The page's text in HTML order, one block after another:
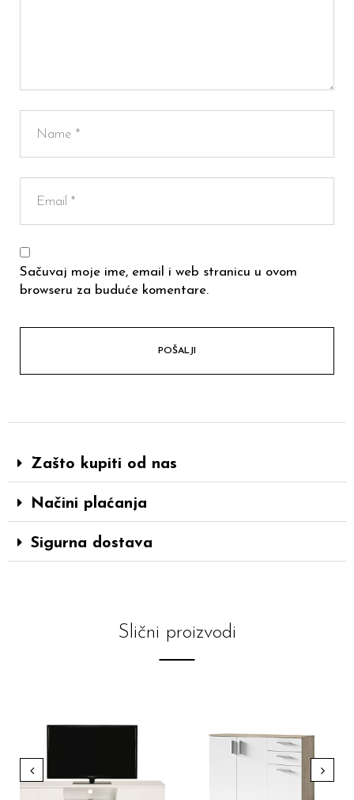
Sačuvaj moje ime, email i web stranicu u ovom
browseru za buduće komentare.
Zašto kupiti od nas
Načini plaćanja
Sigurna dostava
Slični proizvodi